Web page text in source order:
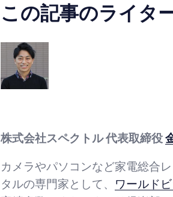
この記事のライタ
株式会社スペクトル 代表取締役
カメラやパソコンなど家電総合
タルの専門家として、 ワールド